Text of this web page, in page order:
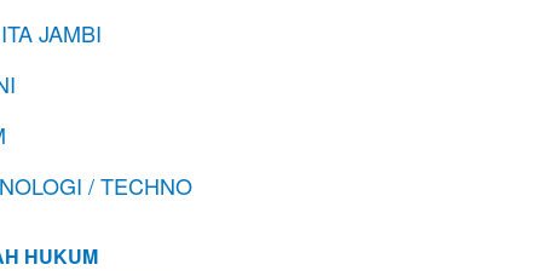
JAMBI
/ TECHNO
HUKUM